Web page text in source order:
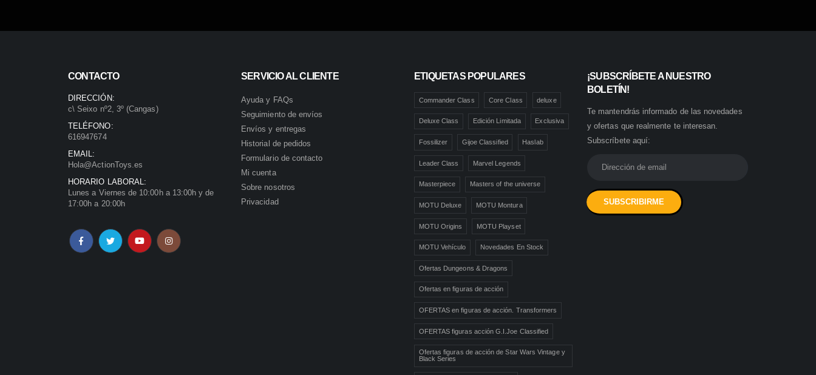
CONTACTO
DIRECCIÓN:
c\ Seixo nº2, 3º (Cangas)
TELÉFONO:
616947674
EMAIL:
Hola@ActionToys.es
HORARIO LABORAL:
Lunes a Viernes de 10:00h a 13:00h y de
17:00h a 20:00h
SERVICIO AL CLIENTE
Ayuda y FAQs
Seguimiento de envíos
Envíos y entregas
Historial de pedidos
Formulario de contacto
Mi cuenta
Sobre nosotros
Privacidad
ETIQUETAS POPULARES
Commander Class Core Class deluxe
Deluxe Class Edición Limitada Exclusiva
Fossilizer Gijoe Classified Haslab
Leader Class Marvel Legends
Masterpiece Masters of the universe
MOTU Deluxe MOTU Montura
MOTU Origins MOTU Playset
MOTU Vehículo Novedades En Stock
Ofertas Dungeons & Dragons
Ofertas en figuras de acción
OFERTAS en figuras de acción. Transformers
OFERTAS figuras acción G.I.Joe Classified
Ofertas figuras de acción de Star Wars Vintage y
Black Series
¡SUBSCRÍBETE A NUESTRO
BOLETÍN!
Te mantendrás informado de las novedades
y ofertas que realmente te interesan.
Subscríbete aquí: